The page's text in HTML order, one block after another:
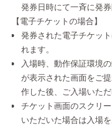
発券日時にて一斉に発券
【電子チケットの場合】
発券された電子チケッ
れます。
入場時、動作保証環境
が表示された画面をご
作した後、ご入場いただ
チケット画面のスクリ
いただいた場合は入場